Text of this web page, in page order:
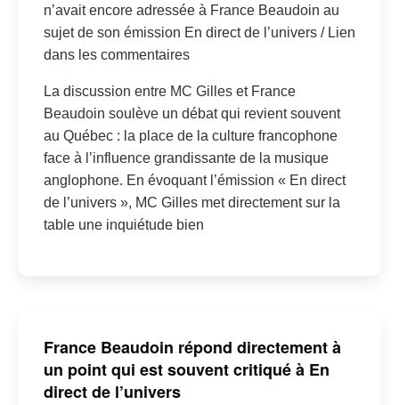
n’avait encore adressée à France Beaudoin au
sujet de son émission En direct de l’univers / Lien
dans les commentaires
La discussion entre MC Gilles et France
Beaudoin soulève un débat qui revient souvent
au Québec : la place de la culture francophone
face à l’influence grandissante de la musique
anglophone. En évoquant l’émission « En direct
de l’univers », MC Gilles met directement sur la
table une inquiétude bien
France Beaudoin répond directement à
un point qui est souvent critiqué à En
direct de l’univers